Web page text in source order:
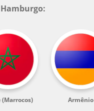
(Marrocos) Armênio